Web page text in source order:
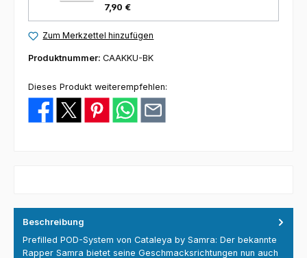
7,90 €
Zum Merkzettel hinzufügen
Produktnummer: CAAKKU-BK
Dieses Produkt weiterempfehlen:
Beschreibung
Prefilled POD-System von Cataleya by Samra: Der bekannte
Rapper Samra bietet seine Geschmacksrichtungen nun auch